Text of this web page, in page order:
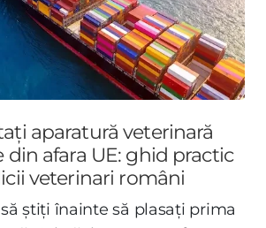
aparatură veterinară
din afara UE: ghid practic
veterinari români
știți înainte să plasați prima